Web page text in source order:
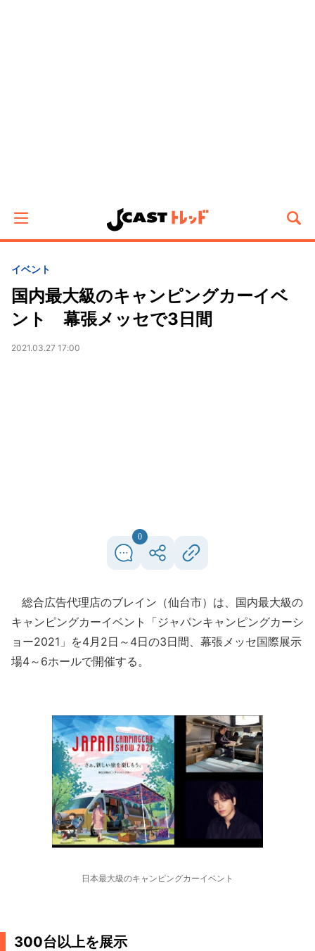
イベント
国内最大級のキャンピングカーイベ
ント 幕張メッセで3日間
2021.03.27 17:00
0
総合広告代理店のブレイン（仙台市）は、国内最大級の
キャンピングカーイベント「ジャパンキャンピングカーシ
ョー2021」を4月2日～4日の3日間、幕張メッセ国際展示
場4～6ホールで開催する。
日本最大級のキャンピングカーイベント
300台以上を展示